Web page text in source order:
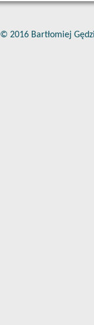
© 2016 Bartłomiej